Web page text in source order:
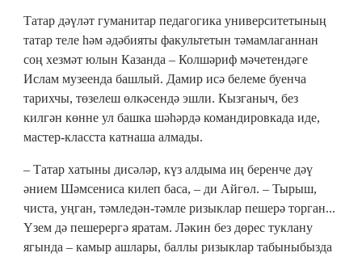
Татар дәүләт гуманитар педагогика университетының
татар теле һәм әдәбияты факультетын тәмамлаганнан
соң хезмәт юлын Казанда – Колшәриф мәчетендәге
Ислам музеенда башлый. Дамир исә белеме буенча
тарихчы, төзелеш өлкәсендә эшли. Кызганыч, без
килгән көнне ул башка шәһәрдә командировкада иде,
мастер-класста катнаша алмады.
– Татар хатыны дисәләр, күз алдыма иң беренче дәү
әнием Шәмсениса килеп баса, – ди Айгөл. – Тырыш,
чиста, уңган, тәмледән-тәмле ризыклар пешерә торган...
Үзем дә пешерергә яратам. Ләкин без дөрес туклану
ягында – камыр ашлары, баллы ризыклар табыныбызда